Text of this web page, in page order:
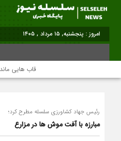
برابر با
قاب هایی
رئیس جهاد کشاورزی سلسله مطرح کرد؛
مبارزه با آفت موش ها در مزارع